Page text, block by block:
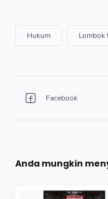
Anda mungkin